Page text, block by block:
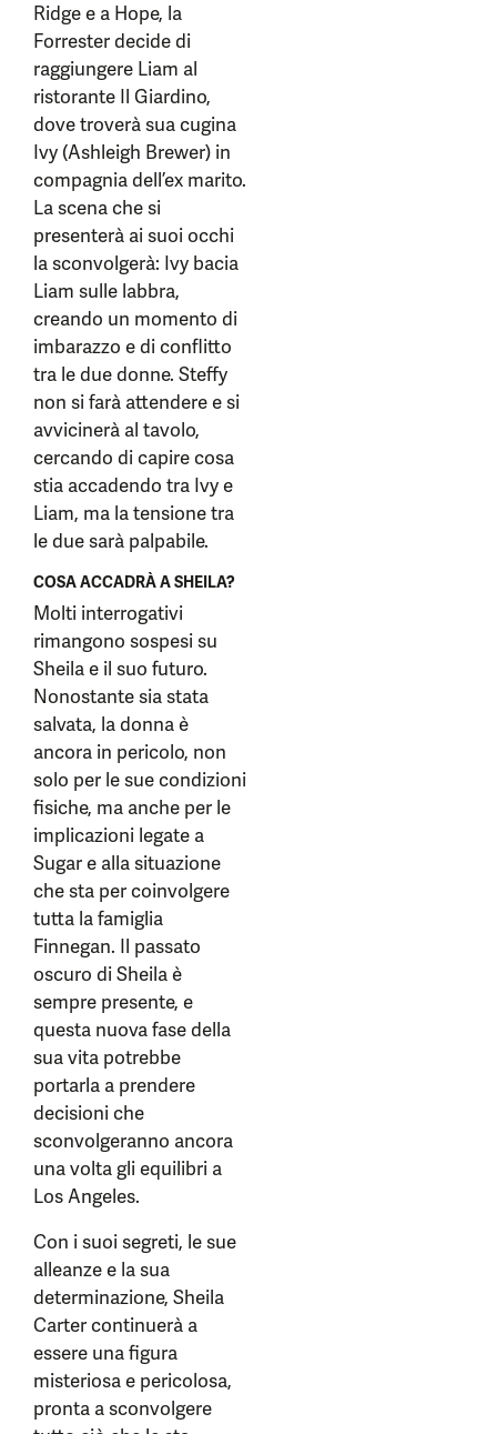
Ridge e a Hope, la
Forrester decide di
raggiungere Liam al
ristorante Il Giardino,
dove troverà sua cugina
Ivy (Ashleigh Brewer) in
compagnia dell’ex marito.
La scena che si
presenterà ai suoi occhi
la sconvolgerà: Ivy bacia
Liam sulle labbra,
creando un momento di
imbarazzo e di conflitto
tra le due donne. Steffy
non si farà attendere e si
avvicinerà al tavolo,
cercando di capire cosa
stia accadendo tra Ivy e
Liam, ma la tensione tra
le due sarà palpabile.
COSA ACCADRÀ A SHEILA?
Molti interrogativi
rimangono sospesi su
Sheila e il suo futuro.
Nonostante sia stata
salvata, la donna è
ancora in pericolo, non
solo per le sue condizioni
fisiche, ma anche per le
implicazioni legate a
Sugar e alla situazione
che sta per coinvolgere
tutta la famiglia
Finnegan. Il passato
oscuro di Sheila è
sempre presente, e
questa nuova fase della
sua vita potrebbe
portarla a prendere
decisioni che
sconvolgeranno ancora
una volta gli equilibri a
Los Angeles.
Con i suoi segreti, le sue
alleanze e la sua
determinazione, Sheila
Carter continuerà a
essere una figura
misteriosa e pericolosa,
pronta a sconvolgere